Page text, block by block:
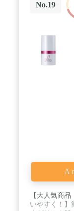
No.19
【大人気商
いやすく！】